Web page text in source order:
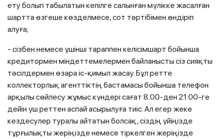
ету болып табылатын кепілге салынған мүлікке жасалған
шартта өзгеше көзделмесе, сот тәртібімен өндіріп
алуға;
- сізбен немесе үшінші тараппен келісімшарт бойынша
кредитормен міндеттемелермен байланысты сіз сияқты
тәсілдермен өзара іс-қимыл жасау. Бұл ретте
коллекторлық агенттіктің бастамасы бойынша телефон
арқылы сөйлесу жұмыс күндері сағат 8.00-ден 21.00-ге
дейін үш реттен аспай асырылуға тиіс. Ал егер жеке
кездесулер туралы айтатын болсақ, сіздің үйіңізде
тұрғылықты жеріңізде немесе тіркелген жеріңізде